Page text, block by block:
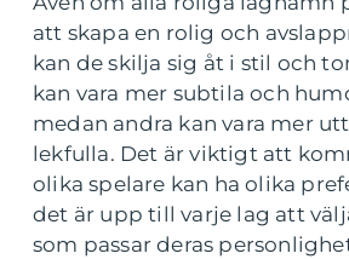
att skapa en rolig och
kan de skilja sig åt i stil och
kan vara mer subtila och
medan andra kan vara mer
lekfulla. Det är viktigt att
olika spelare kan ha olika
det är upp till varje lag att
som passar deras